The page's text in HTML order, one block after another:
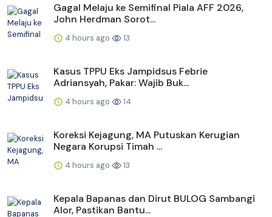
Gagal Melaju ke Semifinal Piala AFF 2026,
John Herdman Sorot...
4 hours ago 13
Kasus TPPU Eks Jampidsus Febrie
Adriansyah, Pakar: Wajib Buk...
4 hours ago 14
Koreksi Kejagung, MA Putuskan Kerugian
Negara Korupsi Timah ...
4 hours ago 13
Kepala Bapanas dan Dirut BULOG Sambangi
Alor, Pastikan Bantu...